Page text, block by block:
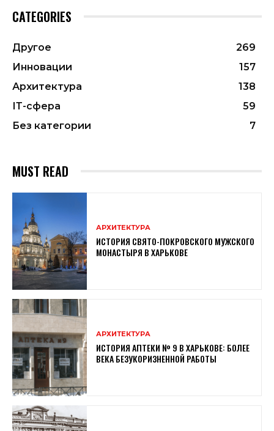
CATEGORIES
Другое
269
Инновации
157
Архитектура
138
ІТ-сфера
59
Без категории
7
MUST READ
АРХИТЕКТУРА
ИСТОРИЯ СВЯТО-ПОКРОВСКОГО МУЖСКОГО
МОНАСТЫРЯ В ХАРЬКОВЕ
АРХИТЕКТУРА
ИСТОРИЯ АПТЕКИ № 9 В ХАРЬКОВЕ: БОЛЕЕ
ВЕКА БЕЗУКОРИЗНЕННОЙ РАБОТЫ